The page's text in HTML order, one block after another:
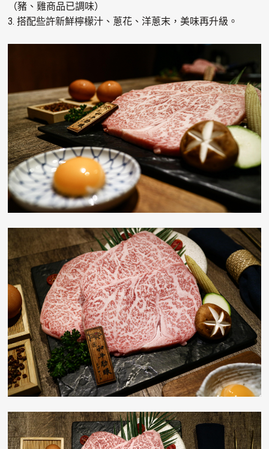
（豬、雞商品已調味）
3. 搭配些許新鮮檸檬汁、蔥花、洋蔥末，美味再升級。